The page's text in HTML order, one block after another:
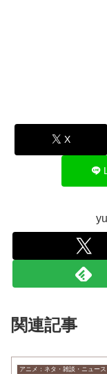
X
関連記事
アニメ：ネタ・雑談・ニュース